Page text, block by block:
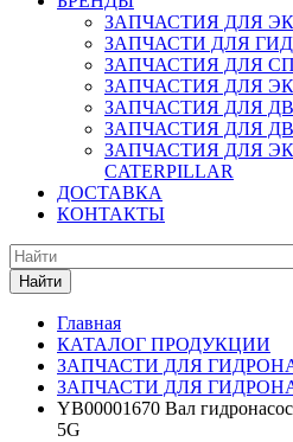
ЗАПЧАСТИЯ ДЛЯ
ЗАПЧАСТИ ДЛЯ
ЗАПЧАСТИЯ ДЛЯ
ЗАПЧАСТИЯ ДЛЯ
ЗАПЧАСТИЯ ДЛЯ
ЗАПЧАСТИЯ ДЛЯ
ЗАПЧАСТИЯ ДЛЯ
CATERPILLAR
ДОСТАВКА
КОНТАКТЫ
Найти
Главная
КАТАЛОГ ПРОДУКЦИИ
ЗАПЧАСТИ ДЛЯ
ЗАПЧАСТИ ДЛЯ
YB00001670 Вал
5G